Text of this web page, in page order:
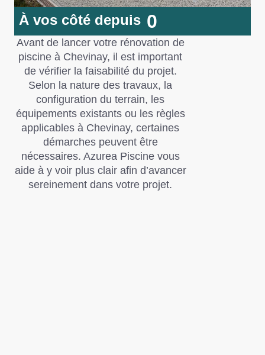
À vos côté depuis 0
Avant de lancer votre rénovation de
piscine à Chevinay, il est important
de vérifier la faisabilité du projet.
Selon la nature des travaux, la
configuration du terrain, les
équipements existants ou les règles
applicables à Chevinay, certaines
démarches peuvent être
nécessaires. Azurea Piscine vous
aide à y voir plus clair afin d’avancer
sereinement dans votre projet.